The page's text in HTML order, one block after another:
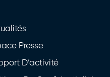
Presse
D’activité